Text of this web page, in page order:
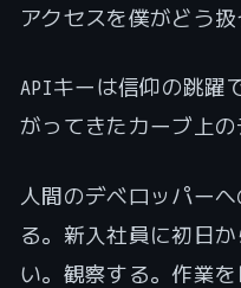
アクセスを僕がどう
APIキーは信仰の跳躍
がってきたカーブ上の
人間のデベロッパー
る。新入社員に初日
い。観察する。作業